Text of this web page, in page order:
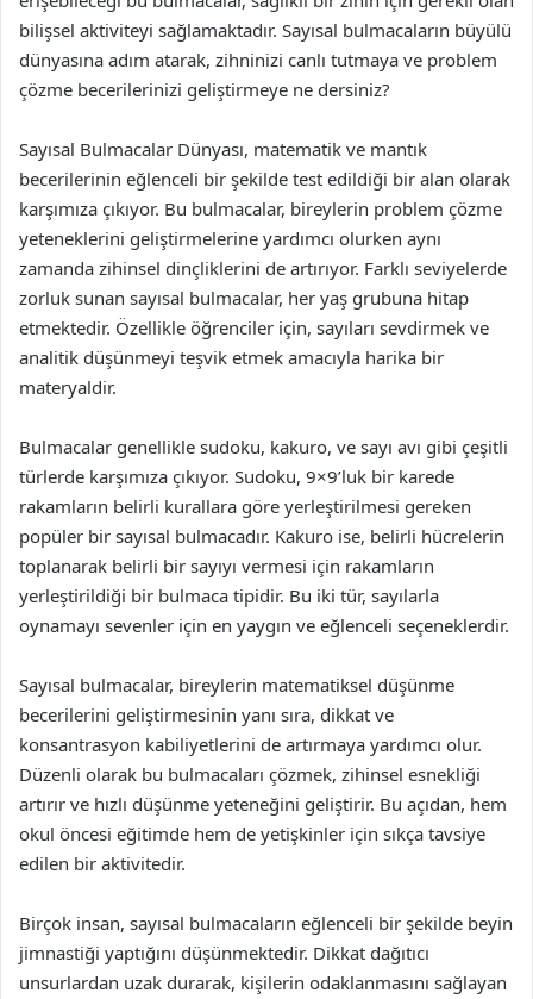
bilişsel aktiviteyi sağlamaktadır. Sayısal bulmacaların büyülü
dünyasına adım atarak, zihninizi canlı tutmaya ve problem
çözme becerilerinizi geliştirmeye ne dersiniz?
Sayısal Bulmacalar Dünyası, matematik ve mantık
becerilerinin eğlenceli bir şekilde test edildiği bir alan olarak
karşımıza çıkıyor. Bu bulmacalar, bireylerin problem çözme
yeteneklerini geliştirmelerine yardımcı olurken aynı
zamanda zihinsel dinçliklerini de artırıyor. Farklı seviyelerde
zorluk sunan sayısal bulmacalar, her yaş grubuna hitap
etmektedir. Özellikle öğrenciler için, sayıları sevdirmek ve
analitik düşünmeyi teşvik etmek amacıyla harika bir
materyaldir.
Bulmacalar genellikle sudoku, kakuro, ve sayı avı gibi çeşitli
türlerde karşımıza çıkıyor. Sudoku, 9×9’luk bir karede
rakamların belirli kurallara göre yerleştirilmesi gereken
popüler bir sayısal bulmacadır. Kakuro ise, belirli hücrelerin
toplanarak belirli bir sayıyı vermesi için rakamların
yerleştirildiği bir bulmaca tipidir. Bu iki tür, sayılarla
oynamayı sevenler için en yaygın ve eğlenceli seçeneklerdir.
Sayısal bulmacalar, bireylerin matematiksel düşünme
becerilerini geliştirmesinin yanı sıra, dikkat ve
konsantrasyon kabiliyetlerini de artırmaya yardımcı olur.
Düzenli olarak bu bulmacaları çözmek, zihinsel esnekliği
artırır ve hızlı düşünme yeteneğini geliştirir. Bu açıdan, hem
okul öncesi eğitimde hem de yetişkinler için sıkça tavsiye
edilen bir aktivitedir.
Birçok insan, sayısal bulmacaların eğlenceli bir şekilde beyin
jimnastiği yaptığını düşünmektedir. Dikkat dağıtıcı
unsurlardan uzak durarak, kişilerin odaklanmasını sağlayan